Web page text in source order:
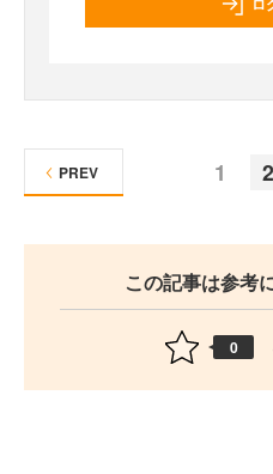
1 2
PREV
この記事は参考
0